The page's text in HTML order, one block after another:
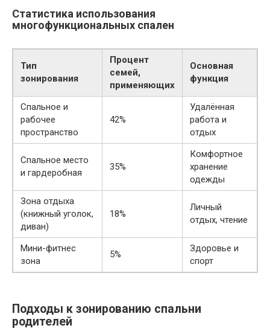
Статистика использования
многофункциональных спален
Тип
зонирования
Процент
семей,
применяющих
Основная
функция
Спальное и
рабочее
пространство
42%
Удалённая
работа и
отдых
Спальное место
и гардеробная
35%
Комфортное
хранение
одежды
Зона отдыха
(книжный уголок,
диван)
18%
Личный
отдых, чтение
Мини-фитнес
зона
5%
Здоровье и
спорт
Подходы к зонированию спальни
родителей